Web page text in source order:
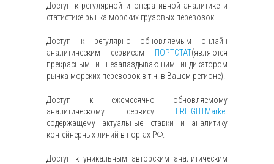
Доступ к регулярной и оперативной аналитике и
статистике рынка морских грузовых перевозок.
Доступ к регулярно обновляемым онлайн
аналитическим сервисам ПОРТСТАТ(являются
прекрасным и незапаздывающим индикатором
рынка морских перевозок в т.ч. в Вашем регионе).
Доступ к ежемесячно обновляемому
аналитическому сервису FREIGHTMarket
содержащему актуальные ставки и аналитику
контейнерных линий в портах РФ.
Доступ к уникальным авторским аналитическим